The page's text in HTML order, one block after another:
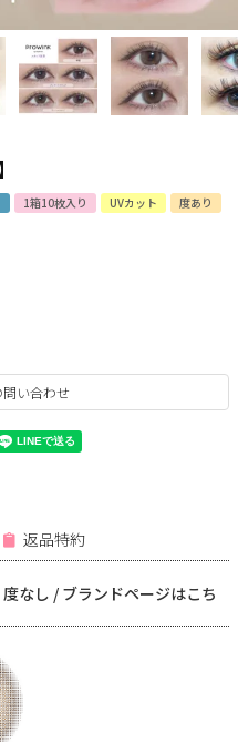
1箱10枚入り UVカット
度あり
い合わせ
返品特約
なし / ブランドページはこち